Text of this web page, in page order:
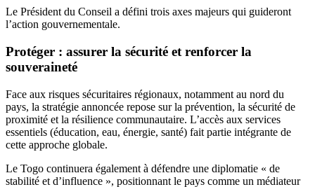
Le Président du Conseil a défini trois axes majeurs qui guideront
l’action gouvernementale.
Protéger : assurer la sécurité et renforcer la
souveraineté
Face aux risques sécuritaires régionaux, notamment au nord du
pays, la stratégie annoncée repose sur la prévention, la sécurité de
proximité et la résilience communautaire. L’accès aux services
essentiels (éducation, eau, énergie, santé) fait partie intégrante de
cette approche globale.
Le Togo continuera également à défendre une diplomatie « de
stabilité et d’influence », positionnant le pays comme un médiateur